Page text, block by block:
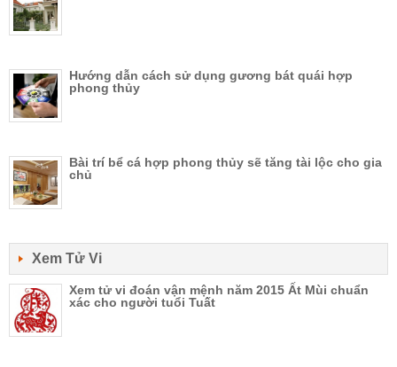
Hướng dẫn cách sử dụng gương bát quái hợp
phong thủy
Bài trí bể cá hợp phong thủy sẽ tăng tài lộc cho gia
chủ
Xem Tử Vi
Xem tử vi đoán vận mệnh năm 2015 Ất Mùi chuẩn
xác cho người tuổi Tuất